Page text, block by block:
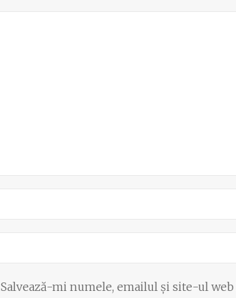
Salvează-mi numele, emailul și site-ul